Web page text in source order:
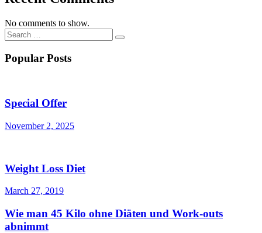
No comments to show.
Search
…
Popular Posts
Special Offer
November 2, 2025
Weight Loss Diet
March 27, 2019
Wie man 45 Kilo ohne Diäten und Work-outs
abnimmt